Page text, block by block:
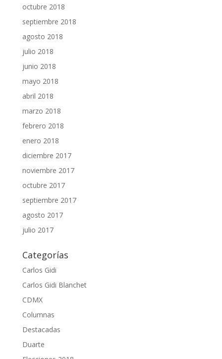
octubre 2018
septiembre 2018
agosto 2018
julio 2018
junio 2018
mayo 2018
abril 2018
marzo 2018
febrero 2018
enero 2018
diciembre 2017
noviembre 2017
octubre 2017
septiembre 2017
agosto 2017
julio 2017
Categorías
Carlos Gidi
Carlos Gidi Blanchet
CDMX
Columnas
Destacadas
Duarte